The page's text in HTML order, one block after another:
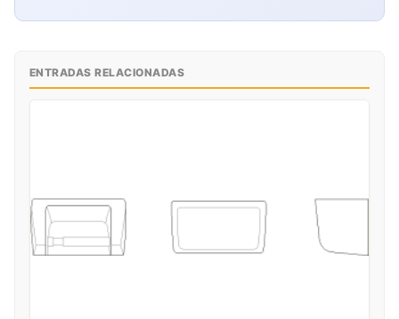
ENTRADAS RELACIONADAS